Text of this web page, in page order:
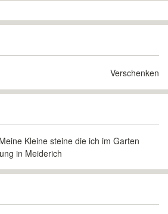
Verschenken
Kleine steine die ich im Garten
in Meiderich